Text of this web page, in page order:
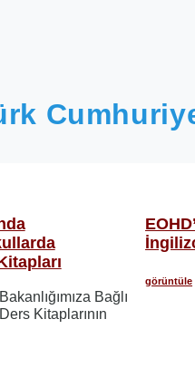
Bağlı
Kitaplarının
görüntüle